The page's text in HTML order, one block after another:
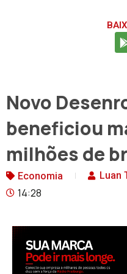
Novo
beneficiou
milhões de
Economia Luan
14:28